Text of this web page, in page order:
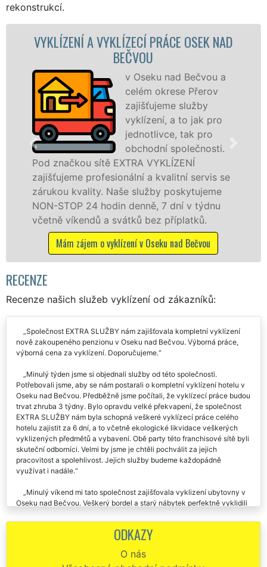
rekonstrukcí.
A VYKLÍZECÍ PRÁCE OSEK NAD
v Oseku nad Bečvou a
celém okrese Přerov
zajišťujeme služby
vyklízení, a to jak pro
jednotlivce, tak pro
obchodní společnosti.
sítě EXTRA VYKLÍZENÍ
profesionální a kvalitní servis se
Naše služby poskytujeme
24 hodin denně, 7 dní v týdnu
a svátků bez příplatků.
o vyklízení v Oseku nad Bečvou
tuto službu
osobám se
práce, a to
RECENZE
Recenze našich služeb vyklízení od zákazníků:
Společnost EXTRA SLUŽBY nám zajišťovala kompletní vyklízení
nově zakoupeného penzionu v Oseku nad Bečvou. Výborná práce,
výborná cena za vyklízení. Doporučujeme.
Minulý týden jsme si objednali služby od této společnosti.
Potřebovali jsme, aby se nám postarali o kompletní vyklízení hotelu v
Oseku nad Bečvou. Předběžně jsme počítali, že vyklízecí práce budou
trvat zhruba 3 týdny. Bylo opravdu velké překvapení, že společnost
EXTRA SLUŽBY nám byla schopná veškeré vyklízecí práce celého
hotelu zajistit za 6 dní, a to včetně ekologické likvidace veškerých
vyklizených předmětů a vybavení. Obě party této franchisové sítě byli
skuteční odborníci. Velmi by jsme je chtěli pochválit za jejich
pracovitost a spolehlivost. Jejich služby budeme každopádně
využívat i nadále.
Minulý víkend mi tato společnost zajišťovala vyklizení ubytovny v
Oseku nad Bečvou. Veškerý bordel a starý nábytek perfektně vyklidili
úklidové služby. Není nic, co by se jim dalo vytknout, byl jsem
Vyklízení ubytovny v Oseku nad Bečvou proběhlo bez jakéhokoliv
ODKAZY
O nás